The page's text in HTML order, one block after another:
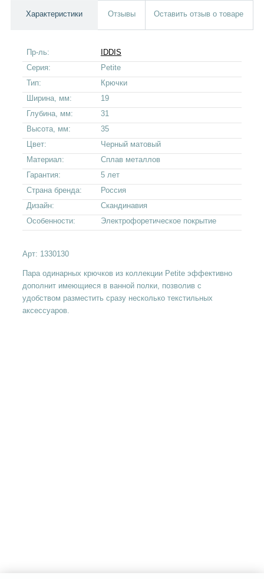
Характеристики Отзывы Оставить отзыв о товаре
Пр-ль:
IDDIS
Серия:
Petite
Тип:
Крючки
Ширина, мм:
19
Глубина, мм:
31
Высота, мм:
35
Цвет:
Черный матовый
Материал:
Сплав металлов
Гарантия:
5 лет
Страна бренда:
Россия
Дизайн:
Скандинавия
Особенности:
Электрофоретическое покрытие
Арт: 1330130
Пара одинарных крючков из коллекции Petite эффективно
дополнит имеющиеся в ванной полки, позволив с
удобством разместить сразу несколько текстильных
аксессуаров.